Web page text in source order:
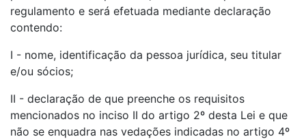
regulamento e será efetuada mediante declaração
contendo:
I - nome, identificação da pessoa jurídica, seu titular
e/ou sócios;
II - declaração de que preenche os requisitos
mencionados no inciso II do artigo 2º desta Lei e que
não se enquadra nas vedações indicadas no artigo 4º